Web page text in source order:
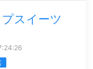
スイーツ